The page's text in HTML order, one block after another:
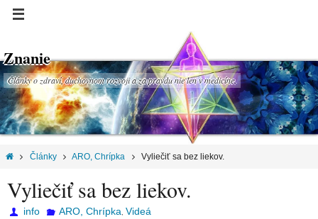
Znanie
Články o zdraví, duchovnom rozvoji a za pravdu nie len v medicíne.
Články ARO, Chrípka Vyliečiť sa bez liekov.
Vyliečiť sa bez liekov.
info ARO, Chrípka Videá